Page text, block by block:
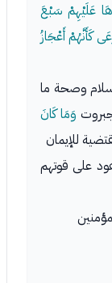
عَلَيْهِمْ سَبْعَ
كَأَنَّهُمْ أَعْجَازُ
وصحة ما
وَمَا كَانَ
على قوتهم